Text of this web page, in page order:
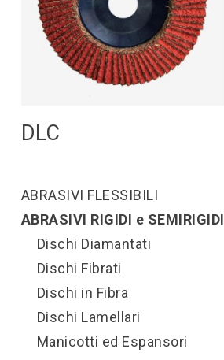
DLC
ABRASIVI FLESSIBILI
ABRASIVI RIGIDI e SEMIRIGIDI
Dischi Diamantati
Dischi Fibrati
Dischi in Fibra
Dischi Lamellari
Manicotti ed Espansori